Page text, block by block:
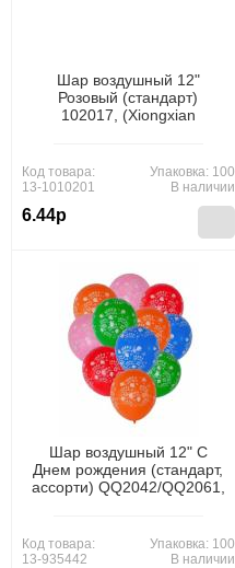
Шар воздушный 12"
Розовый (стандарт)
102017, (Xiongxian
Код товара:
13-1010201
6.44р
Упаковка: 100
В наличии
Шар воздушный 12" С
Днем рождения (стандарт,
ассорти) QQ2042/QQ2061,
Код товара:
13-935442
Упаковка: 100
В наличии